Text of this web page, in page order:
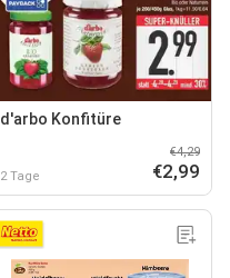
d'arbo Konfitüre
2 Tage
€4,29
€2,99